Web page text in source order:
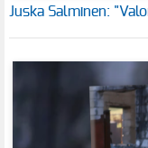
Juska Salminen: